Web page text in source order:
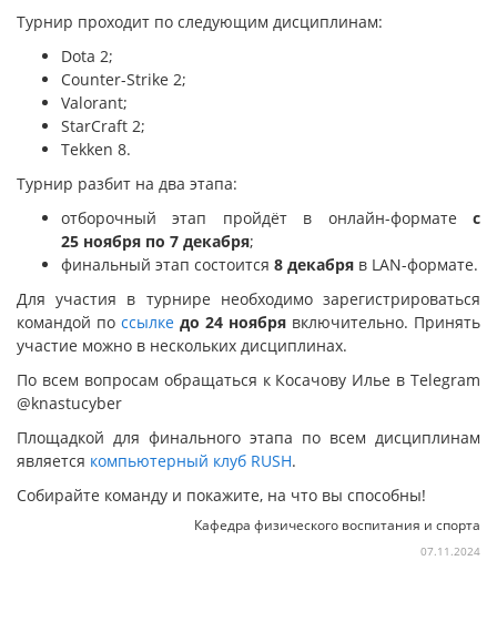
Турнир проходит по следующим дисциплинам:
Dota 2;
Counter-Strike 2;
Valorant;
StarCraft 2;
Tekken 8.
Турнир разбит на два этапа:
отборочный этап пройдёт в онлайн-формате с
25 ноября по 7 декабря;
финальный этап состоится 8 декабря в LAN-формате.
Для участия в турнире необходимо зарегистрироваться
командой по ссылке до 24 ноября включительно. Принять
участие можно в нескольких дисциплинах.
По всем вопросам обращаться к Косачову Илье в Telegram
@knastucyber
Площадкой для финального этапа по всем дисциплинам
является компьютерный клуб RUSH.
Собирайте команду и покажите, на что вы способны!
Кафедра физического воспитания и спорта
07.11.2024